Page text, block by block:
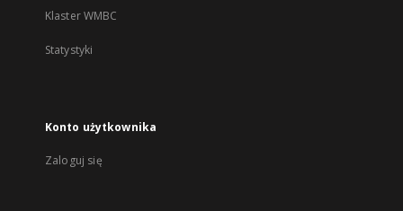
Klaster WMBC
Statystyki
Konto użytkownika
Zaloguj się